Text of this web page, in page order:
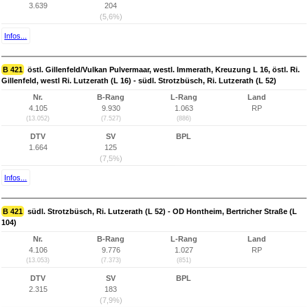
3.639
204
(5,6%)
Infos...
B 421 östl. Gillenfeld/Vulkan Pulvermaar, westl. Immerath, Kreuzung L 16, östl. Ri.
Gillenfeld, westl Ri. Lutzerath (L 16) - südl. Strotzbüsch, Ri. Lutzerath (L 52)
Nr.
4.105
(13.052)
B-Rang
9.930
(7.527)
L-Rang
1.063
(886)
Land
RP
DTV
1.664
SV
125
(7,5%)
BPL
Infos...
B 421 südl. Strotzbüsch, Ri. Lutzerath (L 52) - OD Hontheim, Bertricher Straße (L
104)
Nr.
4.106
(13.053)
B-Rang
9.776
(7.373)
L-Rang
1.027
(851)
Land
RP
DTV
2.315
SV
183
(7,9%)
BPL